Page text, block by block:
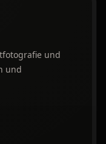
und
und